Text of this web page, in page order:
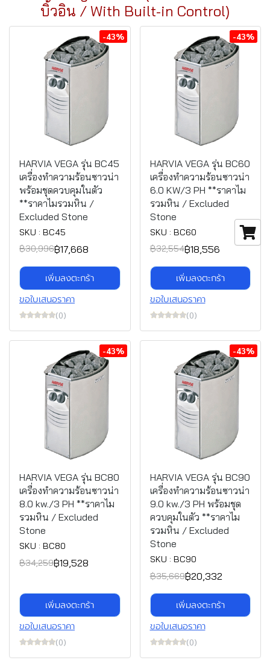
บิ้วอิน / With Built-in Control)
-43%
HARVIA VEGA รุ่น BC45
เครื่องทำความร้อนซาวน่า
พร้อมชุดควบคุมในตัว
**ราคาไมรวมหิน /
Excluded Stone
SKU : BC45
฿30,996฿17,668
เพิ่มลงตะกร้า
ขอใบเสนอราคา
(0)
-43%
HARVIA VEGA รุ่น BC60
เครื่องทำความร้อนซาวน่า
6.0 KW/3 PH **ราคาไม
รวมหิน / Excluded
Stone
SKU : BC60
฿32,554฿18,556
เพิ่มลงตะกร้า
ขอใบเสนอราคา
(0)
-43%
HARVIA VEGA รุ่น BC80
เครื่องทำความร้อนซาวน่า
8.0 kw./3 PH **ราคาไม
รวมหิน / Excluded
Stone
SKU : BC80
฿34,259฿19,528
เพิ่มลงตะกร้า
ขอใบเสนอราคา
(0)
-43%
HARVIA VEGA รุ่น BC90
เครื่องทำความร้อนซาวน่า
9.0 kw./3 PH พร้อมชุด
ควบคุมในตัว **ราคาไม
รวมหิน / Excluded
Stone
SKU : BC90
฿35,669฿20,332
เพิ่มลงตะกร้า
ขอใบเสนอราคา
(0)